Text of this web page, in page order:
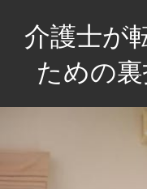
ツ
ス
キ
介護士が
ための
介